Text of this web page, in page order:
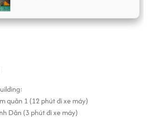
cho toàn bộ tòa nhà khi mất điện.Sự bài trí
cho tất cả các công ty khi thuê văn phòng
:
quân 1 (12 phút đi xe máy)
Dân (3 phút đi xe máy)